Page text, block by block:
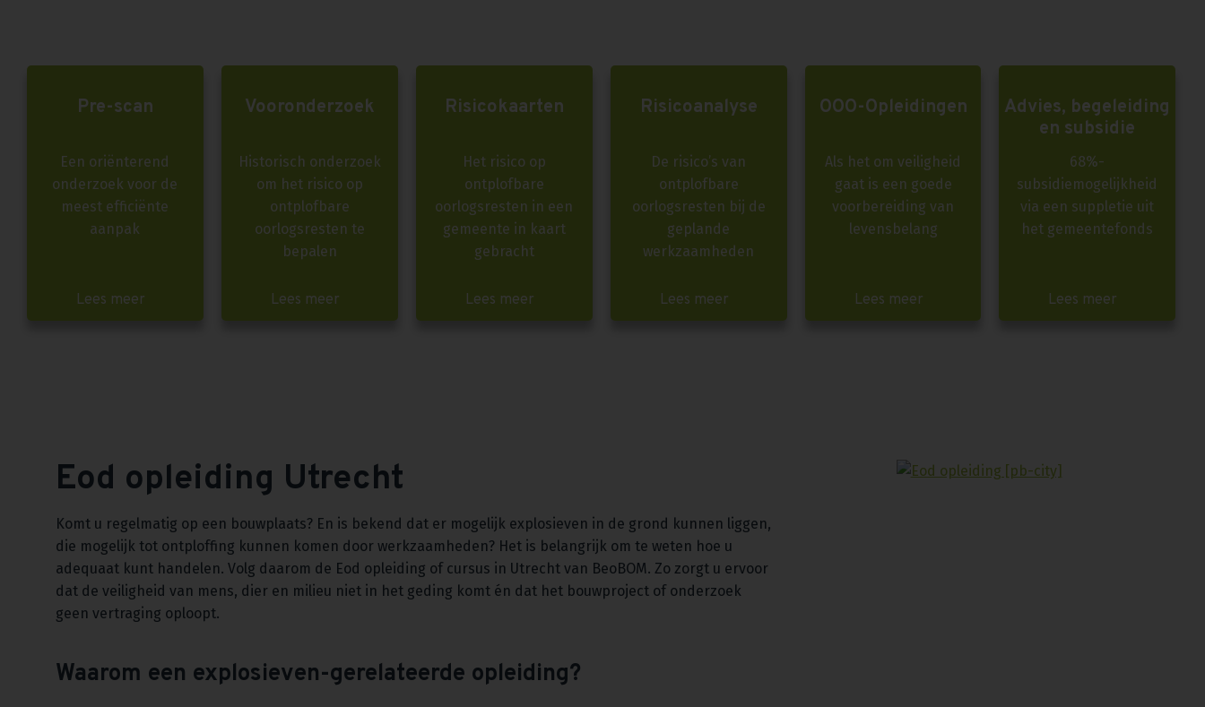
Pre-scan
Een oriënterend
onderzoek voor de
meest efficiënte
aanpak
Lees meer
Vooronderzoek
Historisch onderzoek
om het risico op
ontplofbare
oorlogsresten te
bepalen
Lees meer
Risicokaarten
Het risico op
ontplofbare
oorlogsresten in een
gemeente in kaart
gebracht
Lees meer
Risicoanalyse
De risico’s van
ontplofbare
oorlogsresten bij de
geplande
werkzaamheden
Lees meer
OOO-Opleidingen
Als het om veiligheid
gaat is een goede
voorbereiding van
levensbelang
Lees meer
Advies, begeleiding
en subsidie
68%-
subsidiemogelijkheid
via een suppletie uit
het gemeentefonds
Lees meer
Eod opleiding Utrecht
Komt u regelmatig op een bouwplaats? En is bekend dat er mogelijk explosieven in de grond kunnen liggen,
die mogelijk tot ontploffing kunnen komen door werkzaamheden? Het is belangrijk om te weten hoe u
adequaat kunt handelen. Volg daarom de Eod opleiding of cursus in Utrecht van BeoBOM. Zo zorgt u ervoor
dat de veiligheid van mens, dier en milieu niet in het geding komt én dat het bouwproject of onderzoek
geen vertraging oploopt.
Waarom een explosieven-gerelateerde opleiding?